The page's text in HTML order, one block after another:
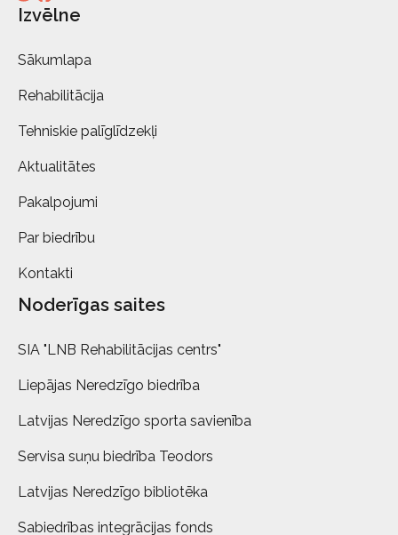
Izvēlne
Sākumlapa
Rehabilitācija
Tehniskie palīglīdzekļi
Aktualitātes
Pakalpojumi
Par biedrību
Kontakti
Noderīgas saites
SIA "LNB Rehabilitācijas centrs"
Liepājas Neredzīgo biedrība
Latvijas Neredzīgo sporta savienība
Servisa suņu biedrība Teodors
Latvijas Neredzīgo bibliotēka
Sabiedrības integrācijas fonds